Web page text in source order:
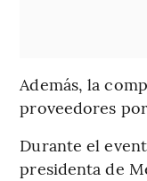
Además, la
proveedores
Durante el
presidenta de